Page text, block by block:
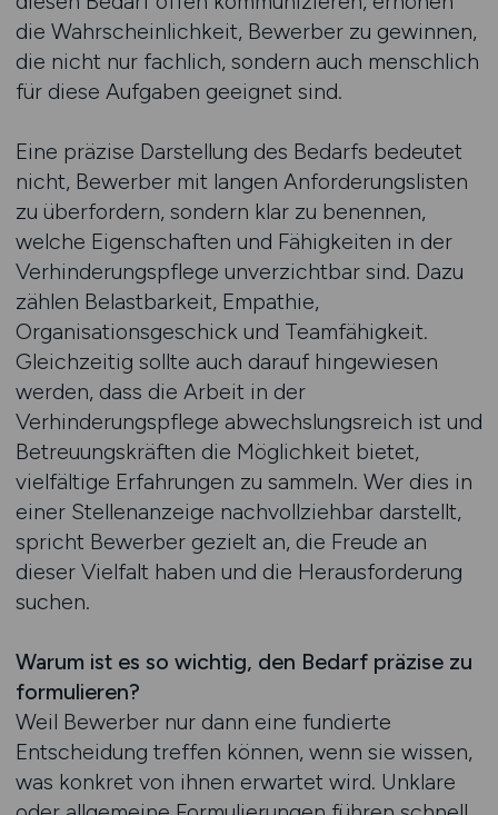
die Wahrscheinlichkeit, Bewerber zu gewinnen,
die nicht nur fachlich, sondern auch menschlich
für diese Aufgaben geeignet sind.
Eine präzise Darstellung des Bedarfs bedeutet
nicht, Bewerber mit langen Anforderungslisten
zu überfordern, sondern klar zu benennen,
welche Eigenschaften und Fähigkeiten in der
Verhinderungspflege unverzichtbar sind. Dazu
zählen Belastbarkeit, Empathie,
Organisationsgeschick und Teamfähigkeit.
Gleichzeitig sollte auch darauf hingewiesen
werden, dass die Arbeit in der
Verhinderungspflege abwechslungsreich ist und
Betreuungskräften die Möglichkeit bietet,
vielfältige Erfahrungen zu sammeln. Wer dies in
einer Stellenanzeige nachvollziehbar darstellt,
spricht Bewerber gezielt an, die Freude an
dieser Vielfalt haben und die Herausforderung
suchen.
Warum ist es so wichtig, den Bedarf präzise zu
formulieren?
Weil Bewerber nur dann eine fundierte
Entscheidung treffen können, wenn sie wissen,
was konkret von ihnen erwartet wird. Unklare